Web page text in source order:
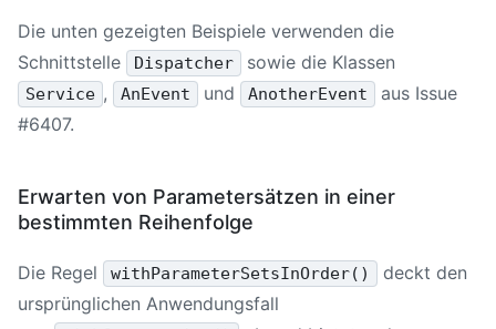
Die unten gezeigten Beispiele verwenden die
Schnittstelle
Dispatcher sowie die Klassen
Service , AnEvent und AnotherEvent
aus Issue
#6407.
Erwarten von Parametersätzen in einer
bestimmten Reihenfolge
Die Regel withParameterSetsInOrder()
deckt den
ursprünglichen Anwendungsfall